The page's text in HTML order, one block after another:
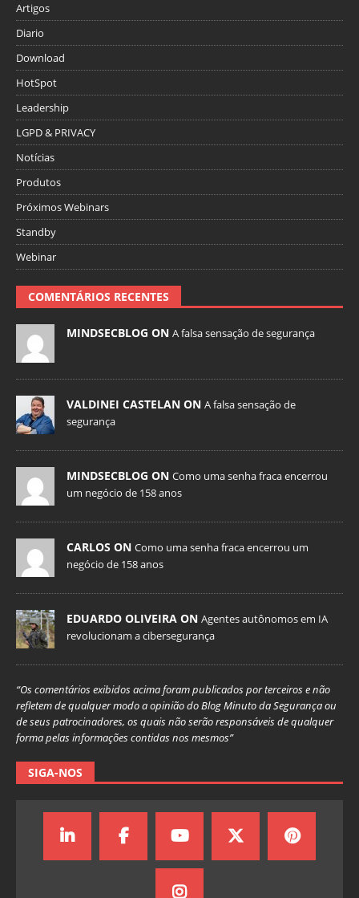
Artigos
Diario
Download
HotSpot
Leadership
LGPD & PRIVACY
Notícias
Produtos
Próximos Webinars
Standby
Webinar
COMENTÁRIOS RECENTES
MINDSECBLOG ON A falsa sensação de segurança
VALDINEI CASTELAN ON A falsa sensação de
segurança
MINDSECBLOG ON Como uma senha fraca encerrou
um negócio de 158 anos
CARLOS ON Como uma senha fraca encerrou um
negócio de 158 anos
EDUARDO OLIVEIRA ON Agentes autônomos em IA
revolucionam a cibersegurança
“Os comentários exibidos acima foram publicados por terceiros e não
refletem de qualquer modo a opinião do Blog Minuto da Segurança ou
de seus patrocinadores, os quais não serão responsáveis de qualquer
forma pelas informações contidas nos mesmos”
SIGA-NOS